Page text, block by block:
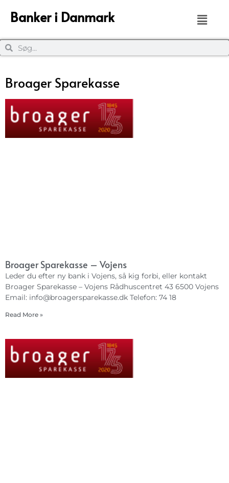
Banker i Danmark
Broager Sparekasse
Broager Sparekasse – Vojens
Leder du efter ny bank i Vojens, så kig forbi, eller kontakt
Broager Sparekasse – Vojens Rådhuscentret 43 6500 Vojens
Email: info@broagersparekasse.dk Telefon: 74 18
Read More »